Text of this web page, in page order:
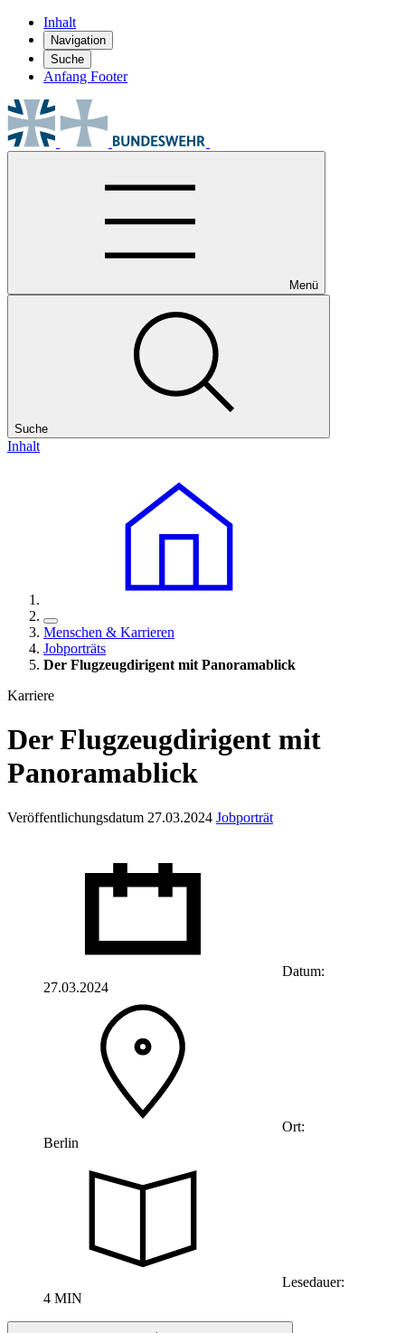
Inhalt
Navigation
Suche
Anfang Footer
Menü
Suche
Inhalt
Menschen & Karrieren
Jobporträts
Der Flugzeugdirigent mit Panoramablick
Karriere
Der Flugzeugdirigent mit
Panoramablick
Veröffentlichungsdatum 27.03.2024 Jobporträt
Datum:
27.03.2024
Ort:
Berlin
Lesedauer:
4 MIN